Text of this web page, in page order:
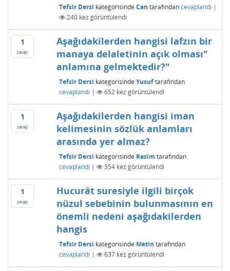
Tefsir Dersi kategorisinde Can tarafından cevaplandı |
240kez görüntülendi
1
cevap
Aşağıdakilerden hangisi lafzın bir
manaya delaletinin açık olması"
anlamına gelmektedir?"
Tefsir Dersi kategorisinde Yusuf tarafından
cevaplandı | 652kez görüntülendi
1
cevap
Aşağıdakilerden hangisi iman
kelimesinin sözlük anlamları
arasında yer almaz?
Tefsir Dersi kategorisinde Rasim tarafından
cevaplandı | 354kez görüntülendi
1
cevap
Hucurât suresiyle ilgili birçok
nüzul sebebinin bulunmasının en
önemli nedeni aşağıdakilerden
hangis
Tefsir Dersi kategorisinde Metin tarafından
cevaplandı | 637kez görüntülendi